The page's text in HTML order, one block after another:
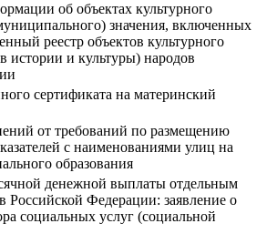
об объектах культурного
значения, включенных
реестр объектов культурного
истории и культуры) народов
сертификата на материнский
от требований по размещению
с наименованиями улиц на
образования
денежной выплаты отдельным
Российской Федерации: заявление о
социальных услуг (социальной